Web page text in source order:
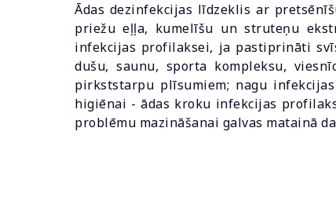
Ādas dezinfekcijas līdzeklis ar
priežu eļļa, kumelīšu un struteņu
infekcijas profilaksei, ja pastiprināti
dušu, saunu, sporta kompleksu,
pirkststarpu plīsumiem; nagu
higiēnai - ādas kroku infekcijas
problēmu mazināšanai galvas matainā